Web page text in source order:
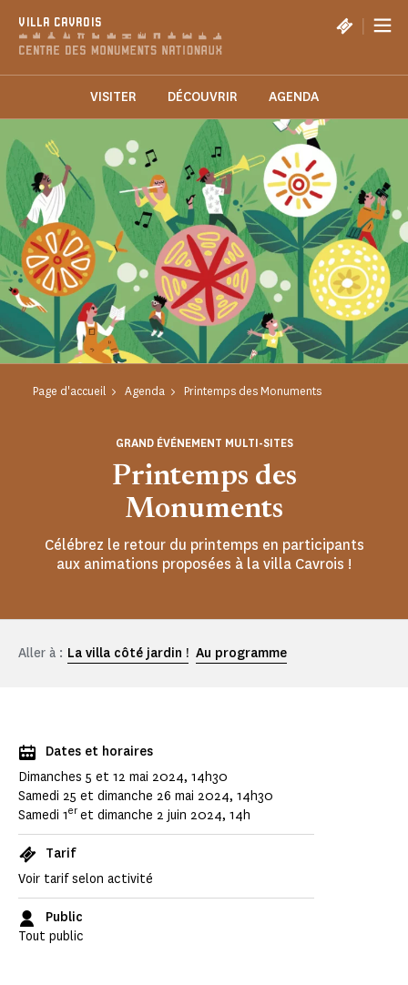
VILLA CAVROIS |
VISITER DÉCOUVRIR AGENDA
Page d'accueil Agenda Printemps des Monuments
Printemps des
Monuments
GRAND ÉVÉNEMENT MULTI-SITES
Célébrez le retour du printemps en participants
aux animations proposées à la villa Cavrois !
Aller à : La villa côté jardin ! Au programme
Dates et horaires
Dimanches 5 et 12 mai 2024, 14h30
Samedi 25 et dimanche 26 mai 2024, 14h30
Samedi 1er et dimanche 2 juin 2024, 14h
Tarif
Voir tarif selon activité
Public
Tout public